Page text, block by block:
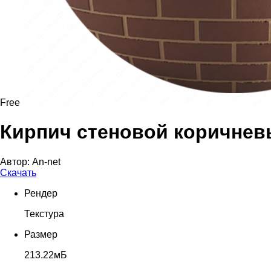
Free
Кирпич стеновой
Автор: An-net
Скачать
Рендер
Текстура
Размер
213.22мБ